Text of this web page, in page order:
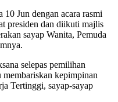
Jun dengan acara rasmi
presiden dan diikuti majlis
sayap Wanita, Pemuda
selepas pemilihan
kepimpinan
Tertinggi, sayap-sayap